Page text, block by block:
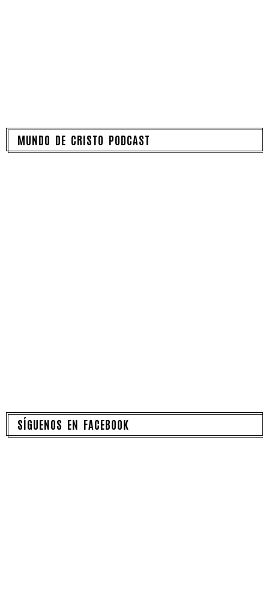
MUNDO DE CRISTO PODCAST
SÍGUENOS EN FACEBOOK